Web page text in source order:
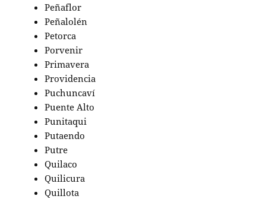
Peñaflor
Peñalolén
Petorca
Porvenir
Primavera
Providencia
Puchuncaví
Puente Alto
Punitaqui
Putaendo
Putre
Quilaco
Quilicura
Quillota